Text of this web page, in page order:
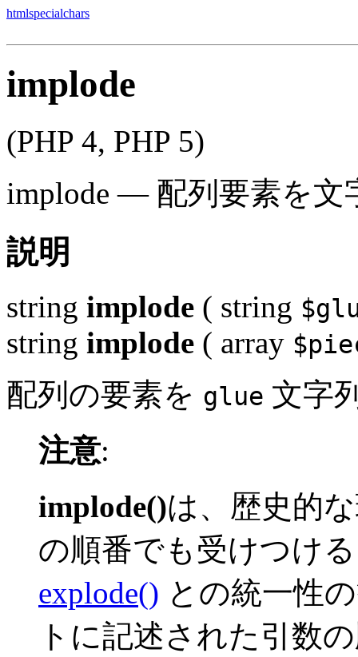
htmlspecialchars
implode
(PHP 4, PHP 5)
implode — 配列要素を文
説明
string implode ( string
string implode ( array
配列の要素を glue 文字
注意:
implode()は、歴史的
の順番でも受けつけ
explode() との統一性
トに記述された引数